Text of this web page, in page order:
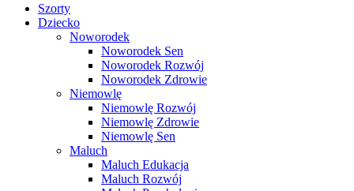
Szorty
Dziecko
Noworodek
Noworodek Sen
Noworodek Rozwój
Noworodek Zdrowie
Niemowlę
Niemowlę Rozwój
Niemowlę Zdrowie
Niemowlę Sen
Maluch
Maluch Edukacja
Maluch Rozwój